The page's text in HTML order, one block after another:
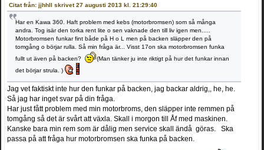
Citat från: jjhhll skrivet 27 augusti 2013 kl. 21:29:40
Har en Kawa 360. Haft problem med kebs (motorbromsen) som så många
andra. Tog isär den torka rent lite o sen vaknade den till liv igen men.....
Motorbromsen funkar fint både på H o L men på backen släpper den på
tomgång o börjar rulla. Så min fråga är... Visst 17on ska motorbromsen funka
fullt ut även på backen?
(Man tänker ju inte riktigt på hur det funkar innan
det börjar strula. )
Jag vet faktiskt inte hur den funkar på backen, jag backar aldrig,, he, he.
Så jag har inget svar på din fråga.
Har just fått problem med min motorbroms, den släpper inte remmen på
tomgång så det är svårt att växla. Skall i morgon till Åf med maskinen.
Kanske bara min rem som är dålig men service skall ändå göras. Ska
passa på att fråga hur motorbromsen ska funka på backen.